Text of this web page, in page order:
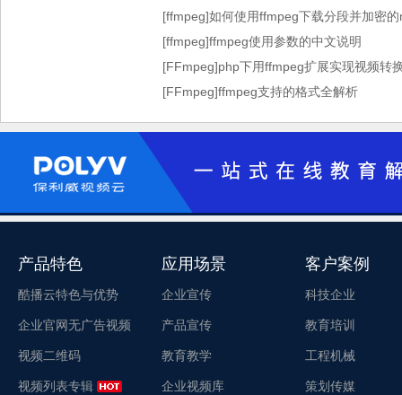
[ffmpeg]如何使用ffmpeg下载分段并加密
[ffmpeg]ffmpeg使用参数的中文说明
[FFmpeg]php下用ffmpeg扩展实现视频转
[FFmpeg]ffmpeg支持的格式全解析
产品特色
酷播云特色与优势
企业官网无广告视频
视频二维码
视频列表专辑
应用场景
企业宣传
产品宣传
教育教学
企业视频库
客户案例
科技企业
教育培训
工程机械
策划传媒